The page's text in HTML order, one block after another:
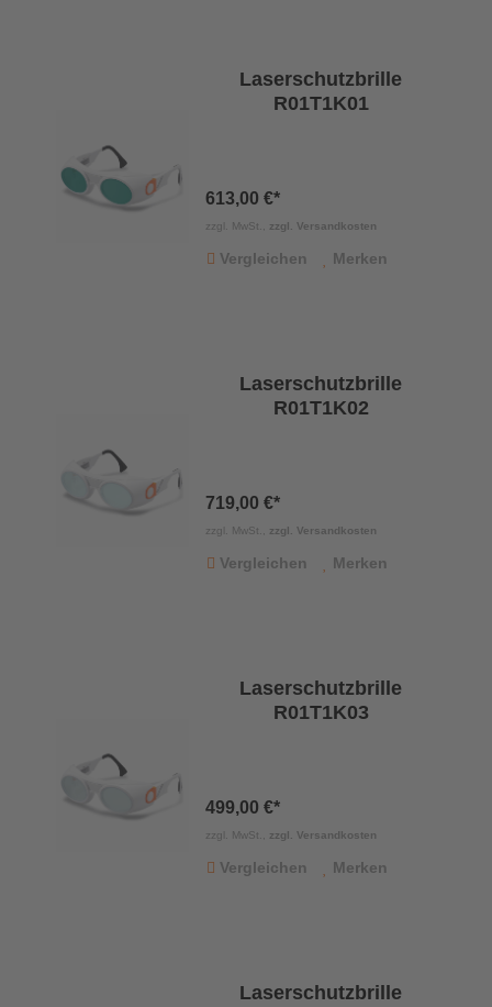
Laserschutzbrille
R01T1K01
613,00 €*
zzgl. MwSt., zzgl. Versandkosten
Vergleichen Merken
Laserschutzbrille
R01T1K02
719,00 €*
zzgl. MwSt., zzgl. Versandkosten
Vergleichen Merken
Laserschutzbrille
R01T1K03
499,00 €*
zzgl. MwSt., zzgl. Versandkosten
Vergleichen Merken
Laserschutzbrille